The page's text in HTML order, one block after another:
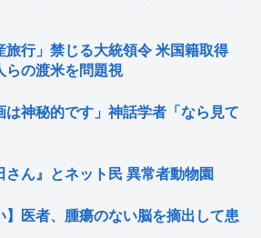
旅行」禁じる大統領令 米国籍取得
らの渡米を問題視
は神秘的です」神話学者「なら見て
さん』とネット民 異常者動物園
】医者、腫瘍のない脳を摘出して患